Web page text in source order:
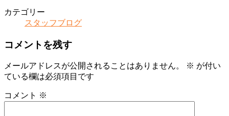
カテゴリー
スタッフブログ
コメントを残す
メールアドレスが公開されることはありません。 ※ が付い
ている欄は必須項目です
コメント ※